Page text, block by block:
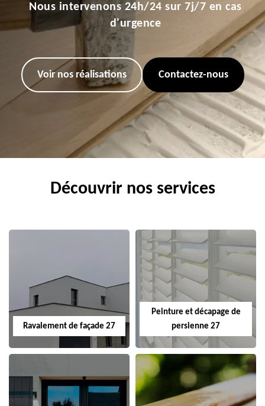
Nous intervenons 24h/24 sur 7j/7 en cas
d'urgence
Voir nos réalisations Contactez-nous
Découvrir nos services
Ravalement de façade 27
Peinture et décapage de
persienne 27